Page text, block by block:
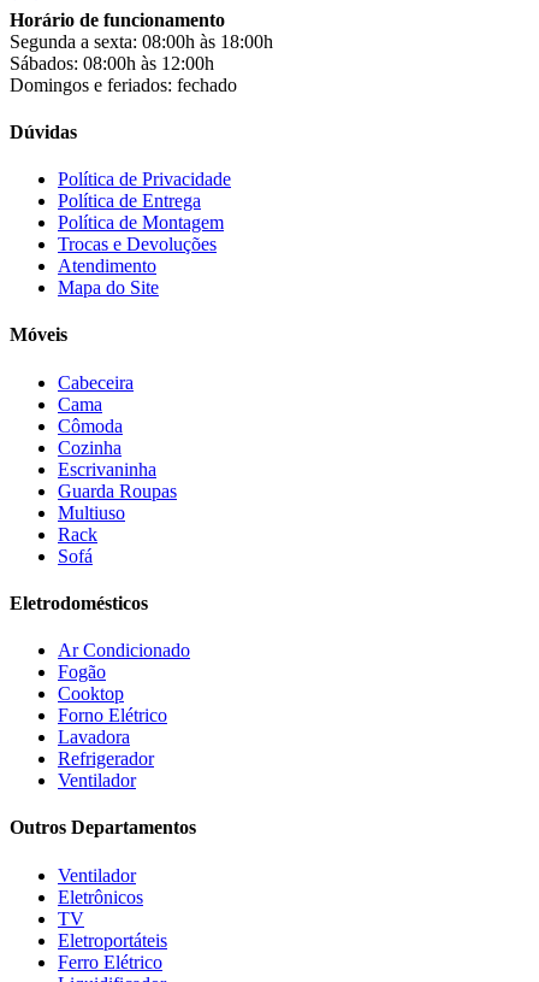
Colibri
Colli(53)
Colormaq(43)
Companhia do Estofado
Cotherm(2)
D' Doro Móveis
Dako(23)
Demóbile(13)
Dômina
Doripel
Estofados solar
Fischer
Giga
Gree(3)
Henn
Hot Sat
HP
JB BECHARA
Kaiki Móveis
KAMABEL
kasper
Kaza
Horário de funcionamento
Segunda a sexta: 08:00h às 18:00h
Sábados: 08:00h às 12:00h
Domingos e feriados: fechado
Dúvidas
Política de Privacidade
Política de Entrega
Política de Montagem
Trocas e Devoluções
Atendimento
Mapa do Site
Móveis
Cabeceira
Cama
Cômoda
Cozinha
Escrivaninha
Guarda Roupas
Multiuso
Rack
Sofá
Eletrodomésticos
Ar Condicionado
Fogão
Cooktop
Forno Elétrico
Lavadora
Refrigerador
Ventilador
Outros Departamentos
Ventilador
Eletrônicos
TV
Eletroportáteis
Ferro Elétrico